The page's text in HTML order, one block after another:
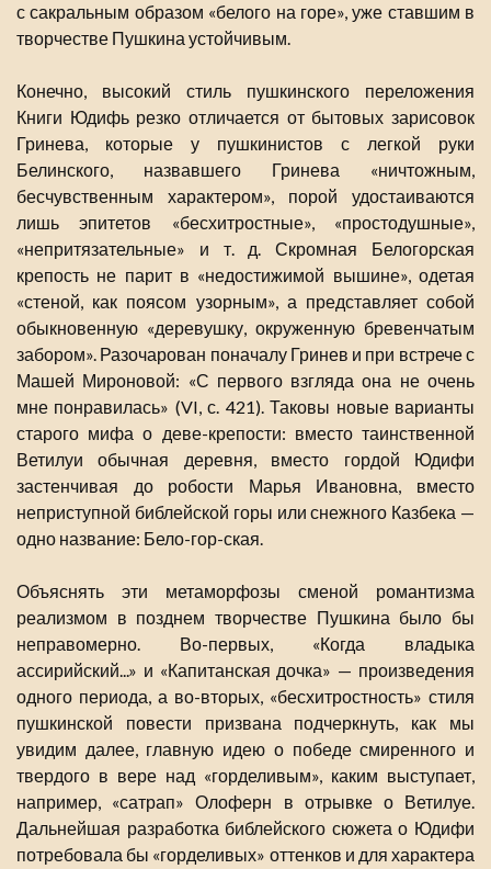
с сакральным образом «белого на горе», уже ставшим в
творчестве Пушкина устойчивым.
Конечно, высокий стиль пушкинского переложения
Книги Юдифь резко отличается от бытовых зарисовок
Гринева, которые у пушкинистов с легкой руки
Белинского, назвавшего Гринева «ничтожным,
бесчувственным характером», порой удостаиваются
лишь эпитетов «бесхитростные», «простодушные»,
«непритязательные» и т. д. Скромная Белогорская
крепость не парит в «недостижимой вышине», одетая
«стеной, как поясом узорным», а представляет собой
обыкновенную «деревушку, окруженную бревенчатым
забором». Разочарован поначалу Гринев и при встрече с
Машей Мироновой: «С первого взгляда она не очень
мне понравилась» (VI, с. 421). Таковы новые варианты
старого мифа о деве-крепости: вместо таинственной
Ветилуи обычная деревня, вместо гордой Юдифи
застенчивая до робости Марья Ивановна, вместо
неприступной библейской горы или снежного Казбека —
одно название: Бело-гор-ская.
Объяснять эти метаморфозы сменой романтизма
реализмом в позднем творчестве Пушкина было бы
неправомерно. Во-первых, «Когда владыка
ассирийский...» и «Капитанская дочка» — произведения
одного периода, а во-вторых, «бесхитростность» стиля
пушкинской повести призвана подчеркнуть, как мы
увидим далее, главную идею о победе смиренного и
твердого в вере над «горделивым», каким выступает,
например, «сатрап» Олоферн в отрывке о Ветилуе.
Дальнейшая разработка библейского сюжета о Юдифи
потребовала бы «горделивых» оттенков и для характера